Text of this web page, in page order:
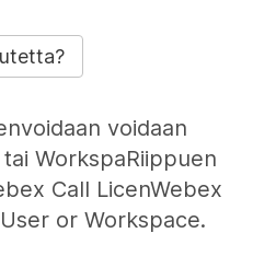
voidaan
WorkspaRiippuen
Call LicenWebex
or Workspace.